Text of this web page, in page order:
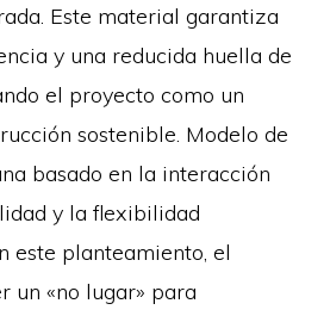
Este material garantiza
y una reducida huella de
el proyecto como un
sostenible. Modelo de
basado en la interacción
y la flexibilidad
este planteamiento, el
un «no lugar» para